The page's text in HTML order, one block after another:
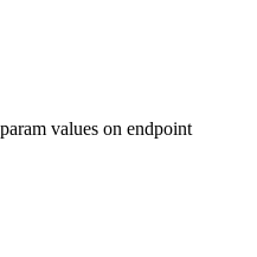
values on endpoint